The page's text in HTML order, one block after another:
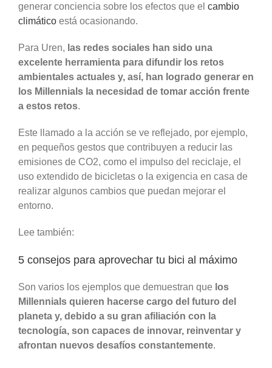
generar conciencia sobre los efectos que el cambio
climático está ocasionando.
Para Uren, las redes sociales han sido una
excelente herramienta para difundir los retos
ambientales actuales y, así, han logrado generar en
los Millennials la necesidad de tomar acción frente
a estos retos.
Este llamado a la acción se ve reflejado, por ejemplo,
en pequeños gestos que contribuyen a reducir las
emisiones de CO2, como el impulso del reciclaje, el
uso extendido de bicicletas o la exigencia en casa de
realizar algunos cambios que puedan mejorar el
entorno.
Lee también:
5 consejos para aprovechar tu bici al máximo
Son varios los ejemplos que demuestran que los
Millennials quieren hacerse cargo del futuro del
planeta y, debido a su gran afiliación con la
tecnología, son capaces de innovar, reinventar y
afrontan nuevos desafíos constantemente.